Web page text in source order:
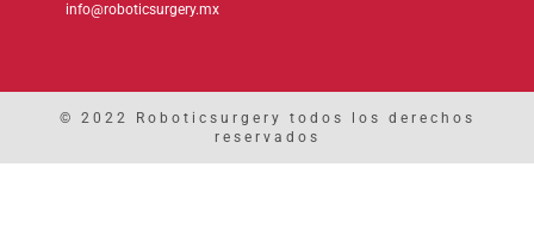
info@roboticsurgery.mx
© 2022 Roboticsurgery todos los derechos
reservados